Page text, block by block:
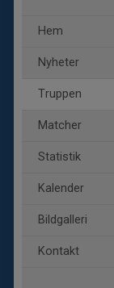
Hem
Nyheter
Truppen
Matcher
Statistik
Kalender
Bildgalleri
Kontakt